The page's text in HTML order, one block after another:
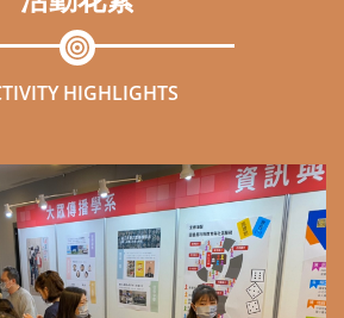
活動花絮
HIGHLIGHTS